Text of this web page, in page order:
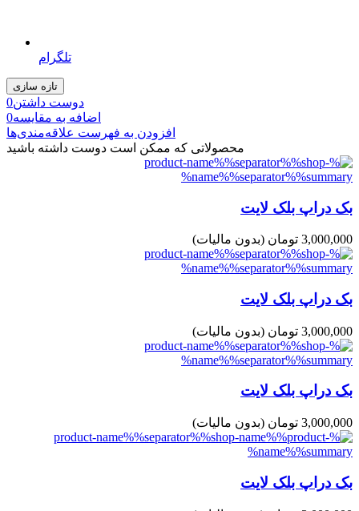
تلگرام
دوست داشتن0
اضافه به مقایسه0
افزودن به فهرست علاقه‌مندی‌ها
محصولاتی که ممکن است دوست داشته باشید
بک دراپ بلک لایت
3,000,000 تومان (بدون مالیات)
بک دراپ بلک لایت
3,000,000 تومان (بدون مالیات)
بک دراپ بلک لایت
3,000,000 تومان (بدون مالیات)
بک دراپ بلک لایت